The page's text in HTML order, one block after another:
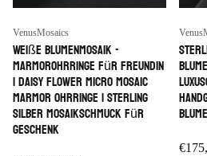
Anbieter:
VenusMosaics
Weiße Blumenmosaik -
Marmorohrringe für Freundin
| Daisy Flower Micro Mosaic
Marmor Ohrringe | Sterling
Silber Mosaikschmuck für
Geschenk